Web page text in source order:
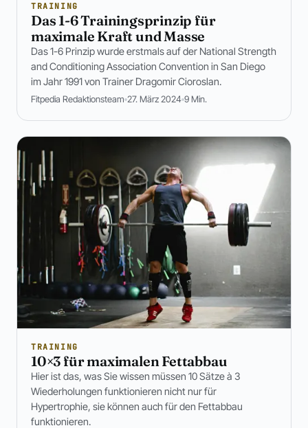
TRAINING
Das 1-6 Trainingsprinzip für
maximale Kraft und Masse
Das 1-6 Prinzip wurde erstmals auf der National Strength
and Conditioning Association Convention in San Diego
im Jahr 1991 von Trainer Dragomir Cioroslan.
Fitpedia Redaktionsteam 27. März 2024 9 Min.
TRAINING
10×3 für maximalen Fettabbau
Hier ist das, was Sie wissen müssen 10 Sätze à 3
Wiederholungen funktionieren nicht nur für
Hypertrophie, sie können auch für den Fettabbau
funktionieren.